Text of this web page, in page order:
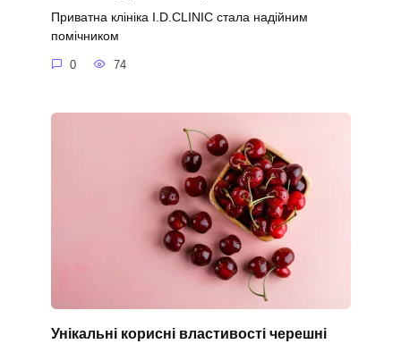
Приватна клініка I.D.CLINIC стала надійним
помічником
0 74
Унікальні корисні властивості черешні